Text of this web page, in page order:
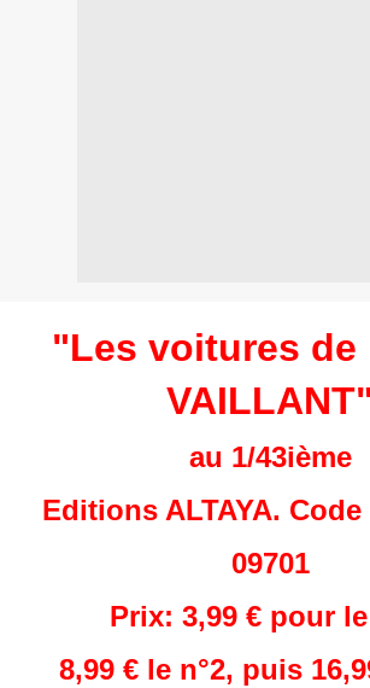
"Les voitures de
VAILLANT"
au 1/43ième
Editions ALTAYA.
09701
Prix: 3,99 € pour le
8,99 € le n°2, puis